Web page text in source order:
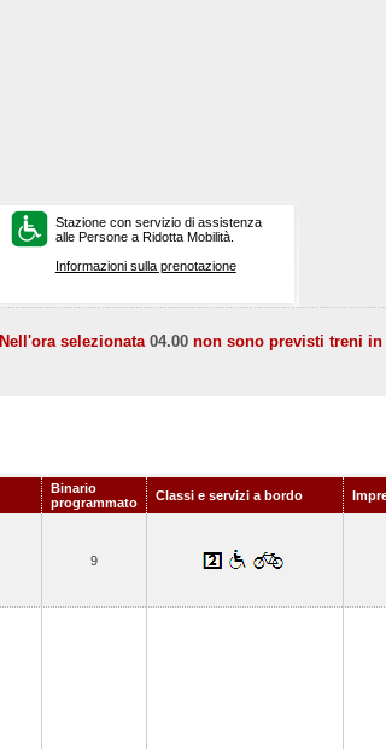
Stazione con servizio di assistenza
alle Persone a Ridotta Mobilità.
Informazioni sulla prenotazione
Nell'ora selezionata 04.00 non sono previsti treni
Binario
programmato
Classi e servizi a bordo
9